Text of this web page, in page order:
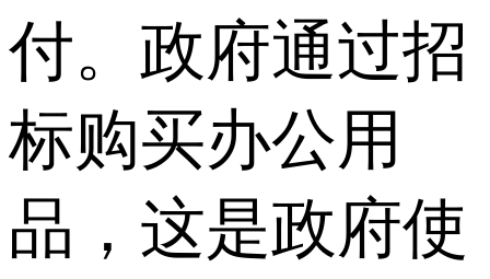
付。政府通过招
标购买办公用
品，这是政府使